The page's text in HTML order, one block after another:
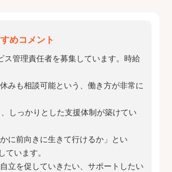
めコメント
ス管理責任者を募集しています。時給
みも相談可能という、働き方が非常に
しっかりとした支援体制が築けてい
に前向きに生きて行けるか」とい
ています。
立を促していきたい、サポートしたい